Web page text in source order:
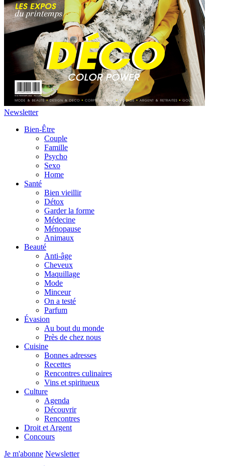
Newsletter
Bien-Être
Couple
Famille
Psycho
Sexo
Home
Santé
Bien vieillir
Détox
Garder la forme
Médecine
Ménopause
Animaux
Beauté
Anti-âge
Cheveux
Maquillage
Mode
Minceur
On a testé
Parfum
Évasion
Au bout du monde
Près de chez nous
Cuisine
Bonnes adresses
Recettes
Rencontres culinaires
Vins et spiritueux
Culture
Agenda
Découvrir
Rencontres
Droit et Argent
Concours
Je m'abonne Newsletter